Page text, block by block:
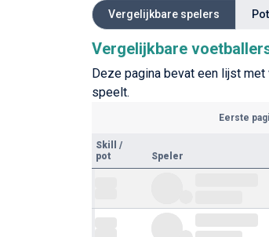
Vergelijkbare spelers
Vergelijkbare
Deze pagina bevat een lijst
speelt.
Eerste
Skill
/
pot
Speler